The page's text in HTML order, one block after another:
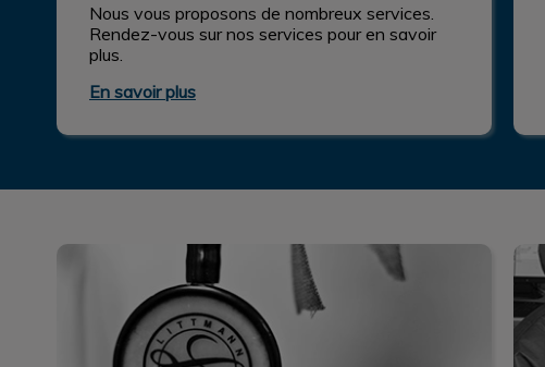
Nous vous proposons de nombreux services.
Rendez-vous sur nos services pour en savoir
plus.
En savoir plus